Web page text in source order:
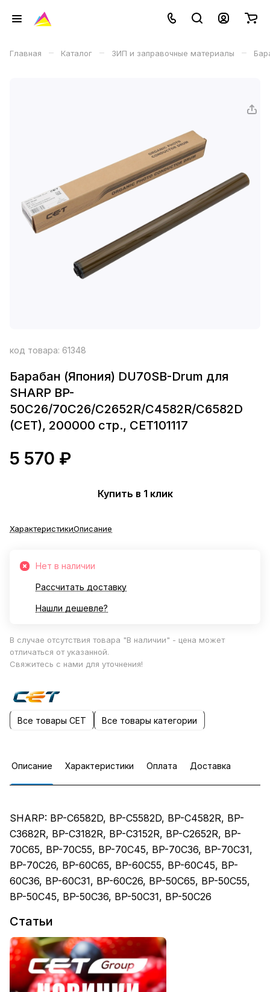
Главная – Каталог – ЗИП и заправочные материалы –
код товара: 61348
Барабан (Япония) DU70SB-Drum для
SHARP BP-
50C26/70C26/C2652R/C4582R/C6582D
(CET), 200000 стр., CET101117
5 570 ₽
Купить в 1 клик
ХарактеристикиОписание
Нет в наличии
Рассчитать доставку
Нашли дешевле?
В случае отсутствия товара "В наличии" - цена может
отличаться от указанной.
Свяжитесь с нами для уточнения!
Все товары CET Все товары категории
Описание Характеристики Оплата Доставка
SHARP: BP-C6582D, BP-C5582D, BP-C4582R, BP-
C3682R, BP-C3182R, BP-C3152R, BP-C2652R, BP-
70C65, BP-70C55, BP-70C45, BP-70C36, BP-70C31,
BP-70C26, BP-60C65, BP-60C55, BP-60C45, BP-
60C36, BP-60C31, BP-60C26, BP-50C65, BP-50C55,
BP-50C45, BP-50C36, BP-50C31, BP-50C26
Статьи